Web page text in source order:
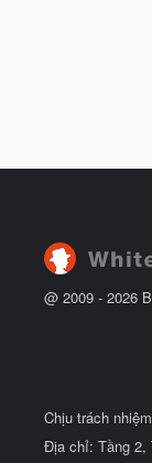
@ 2009 - 2026
Chịu trách
Địa chỉ: Tầng 2,